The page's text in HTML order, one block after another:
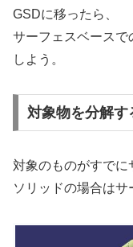
GSDに移ったら、
サーフェスベースで
しよう。
対象物を分解す
対象のものがすでに
ソリッドの場合はサ